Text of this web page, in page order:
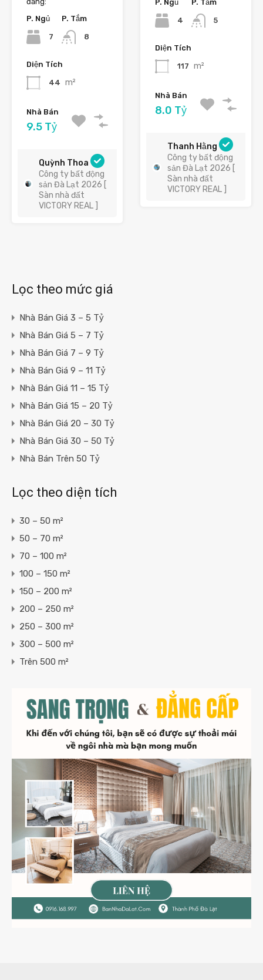
P. Ngủ
7
P. Tắm
8
Diện Tích
44 m²
Nhà Bán
9.5 Tỷ
Quỳnh Thoa
Công ty bất động
sản Đà Lạt 2026 [
Sàn nhà đất
VICTORY REAL ]
P. Ngủ
4
P. Tắm
5
Diện Tích
117 m²
Nhà Bán
8.0 Tỷ
Thanh Hằng
Công ty bất động
sản Đà Lạt 2026 [
Sàn nhà đất
VICTORY REAL ]
Lọc theo mức giá
Nhà Bán Giá 3 – 5 Tỷ
Nhà Bán Giá 5 – 7 Tỷ
Nhà Bán Giá 7 – 9 Tỷ
Nhà Bán Giá 9 – 11 Tỷ
Nhà Bán Giá 11 – 15 Tỷ
Nhà Bán Giá 15 – 20 Tỷ
Nhà Bán Giá 20 – 30 Tỷ
Nhà Bán Giá 30 – 50 Tỷ
Nhà Bán Trên 50 Tỷ
Lọc theo diện tích
30 – 50 m²
50 – 70 m²
70 – 100 m²
100 – 150 m²
150 – 200 m²
200 – 250 m²
250 – 300 m²
300 – 500 m²
Trên 500 m²